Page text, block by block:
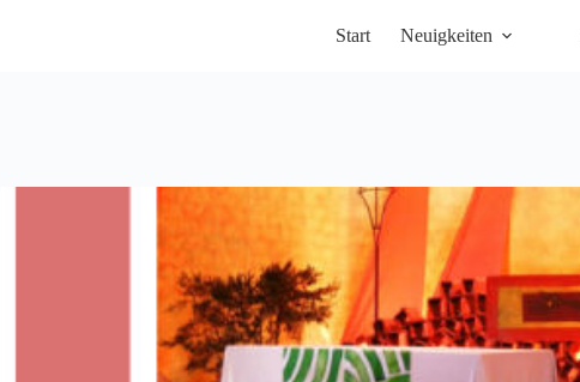
Start Neuigkeiten